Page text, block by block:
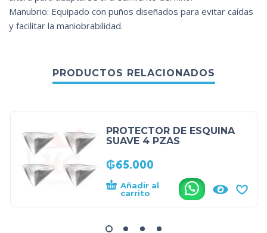
Manubrio: Equipado con puños diseñados para evitar caídas
y facilitar la maniobrabilidad.
PRODUCTOS RELACIONADOS
PROTECTOR DE ESQUINA
SUAVE 4 PZAS
₲65.000
Añadir al
carrito
.